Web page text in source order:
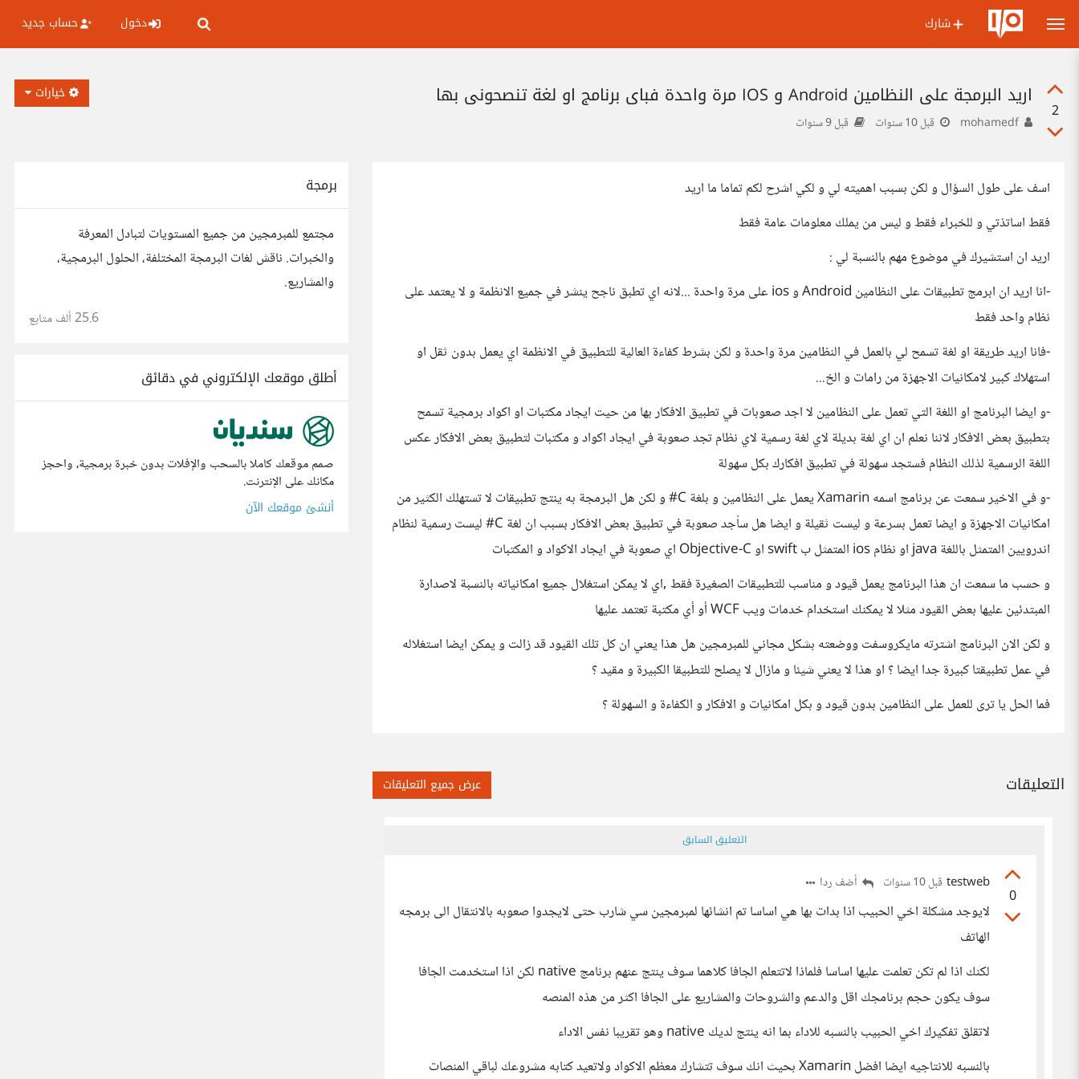
شارك دخول حساب جديد
2
اريد البرمجة على النظامين Android و IOS مرة واحدة فباي برنامج او لغة تنصحوني بها
قبل 10 سنوات قبل 9 سنوات
خيارات
اسف على طول السؤال و لكن بسبب اهميته لي و لكي اشرح لكم تماما ما اريد
فقط اساتذتي و للخبراء فقط و ليس من يملك معلومات عامة فقط
اريد ان استشيرك في موضوع مهم بالنسبة لي :
-انا اريد ان ابرمج تطبيقات على النظامين Android و ios على مرة واحدة ...لانه اي تطبق ناجح ينشر في جميع الانظمة و لا يعتمد على
نظام واحد فقط
-فانا اريد طريقة او لغة تسمح لي بالعمل في النظامين مرة واحدة و لكن بشرط كفاءة العالية للتطبيق في الانظمة اي يعمل بدون ثقل او
استهلاك كبير لامكانيات الاجهزة من رامات و الخ...
-و ايضا البرنامج او اللغة التي تعمل على النظامين لا اجد صعوبات في تطبيق الافكار بها من حيت ايجاد مكتبات او اكواد برمجية تسمح
بتطبيق بعض الافكار لاننا نعلم ان اي لغة بديلة لاي لغة رسمية لاي نظام تجد صعوبة في ايجاد اكواد و مكتبات لتطبيق بعض الافكار عكس
اللغة الرسمية لذلك النظام فستجد سهولة في تطبيق افكارك بكل سهولة
-و في الاخير سمعت عن برنامج اسمه Xamarin يعمل على النظامين و بلغة C# و لكن هل البرمجة به ينتج تطبيقات لا تستهلك الكثير من
امكانيات الاجهزة و ايضا تعمل بسرعة و ليست ثقيلة و ايضا هل ساْجد صعوبة في تطبيق بعض الافكار بسبب ان لغة C# ليست رسمية لنظام
اندرويين المتمثل باللغة java او نظام ios المتمثل ب swift او Objective-C اي صعوبة في ايجاد الاكواد و المكتبات
و حسب ما سمعت ان هذا البرنامج يعمل قيود و مناسب للتطبيقات الصغيرة فقط ,اي لا يمكن استغلال جميع امكانياته بالنسبة لاصدارة
المبتدئين عليها بعض القيود مثلا لا يمكنك استخدام خدمات ويب WCF أو أي مكتبة تعتمد عليها
و لكن الان البرنامج اشترته مايكروسفت ووضعته بشكل مجاني للمبرمجين هل هذا يعني ان كل تلك القيود قد زالت و يمكن ايضا استغلاله
في عمل تطبيقتا كبيرة جدا ايضا ؟ او هذا لا يعني شيئا و مازال لا يصلح للتطبيقا الكبيرة و مقيد ؟
فما الحل يا ترى للعمل على النظامين بدون قيود و بكل امكانيات و الافكار و الكفاءة و السهولة ؟
التعليقات عرض جميع التعليقات
التعليق السابق
0
testweb قبل 10 سنوات أضف ردا
لايوجد مشكلة اخي الحبيب اذا بدات بها هي اساسا تم انشائها لمبرمجين سي شارب حتى لايجدوا صعوبه بالانتقال الى برمجه
الهاتف
لكنك اذا لم تكن تعلمت عليها اساسا فلماذا لاتتعلم الجافا كلاهما سوف ينتج عنهم برنامج native لكن اذا استخدمت الجافا
سوف يكون حجم برنامجك اقل والدعم والشروحات والمشاريع على الجافا اكثر من هذه المنصه
لاتقلق تفكيرك اخي الحبيب بالنسبه للاداء بما انه ينتج لديك native وهو تقريبا نفس الاداء
بالنسبه للانتاجيه ايضا افضل Xamarin بحيث انك سوف تتشارك معظم الاكواد ولاتعيد كتابه مشروعك لباقي المنصات
برمجة
مجتمع للمبرمجين من جميع المستويات لتبادل المعرفة
والخبرات. ناقش لغات البرمجة المختلفة، الحلول البرمجية،
والمشاريع.
25.6 ألف متابع
أطلق موقعك الإلكتروني في دقائق
صمم موقعك كاملا بالسحب والإفلات بدون خبرة برمجية، واحجز
مكانك على الإنترنت.
أنشئ موقعك الآن